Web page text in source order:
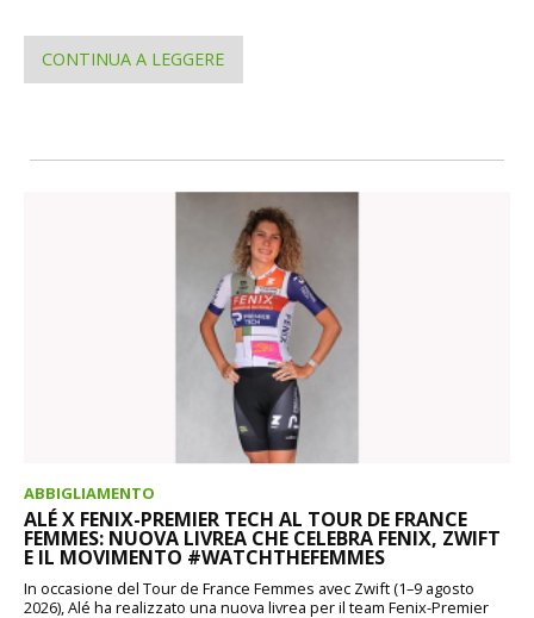
CONTINUA A LEGGERE
ABBIGLIAMENTO
ALÉ X FENIX-PREMIER TECH AL TOUR DE FRANCE
FEMMES: NUOVA LIVREA CHE CELEBRA FENIX, ZWIFT
E IL MOVIMENTO #WATCHTHEFEMMES
In occasione del Tour de France Femmes avec Zwift (1–9 agosto
2026), Alé ha realizzato una nuova livrea per il team Fenix-Premier